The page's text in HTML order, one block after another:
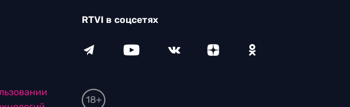
RTVI в соцсетях
18+